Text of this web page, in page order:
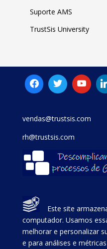
Suporte AMS
TrustSis University
vendas@trustsis.com
rh@trustsis.com
Este site
computador. Usamos
melhorar e personalizar
e para análises e